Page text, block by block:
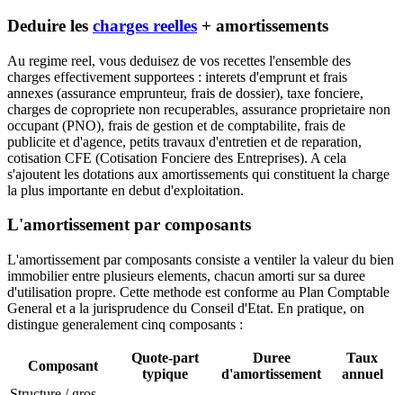
Deduire les charges reelles + amortissements
Au regime reel, vous deduisez de vos recettes l'ensemble des
charges effectivement supportees : interets d'emprunt et frais
annexes (assurance emprunteur, frais de dossier), taxe fonciere,
charges de copropriete non recuperables, assurance proprietaire non
occupant (PNO), frais de gestion et de comptabilite, frais de
publicite et d'agence, petits travaux d'entretien et de reparation,
cotisation CFE (Cotisation Fonciere des Entreprises). A cela
s'ajoutent les dotations aux amortissements qui constituent la charge
la plus importante en debut d'exploitation.
L'amortissement par composants
L'amortissement par composants consiste a ventiler la valeur du bien
immobilier entre plusieurs elements, chacun amorti sur sa duree
d'utilisation propre. Cette methode est conforme au Plan Comptable
General et a la jurisprudence du Conseil d'Etat. En pratique, on
distingue generalement cinq composants :
Composant
Quote-part
typique
Duree
d'amortissement
Taux
annuel